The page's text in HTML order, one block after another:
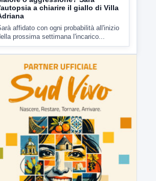
▶
Malore o aggressione? Sarà
l'autopsia a chiarire il giallo di Villa
Adriana
Sarà affidato con ogni probabilità all'inizio
della prossima settimana l'incarico...